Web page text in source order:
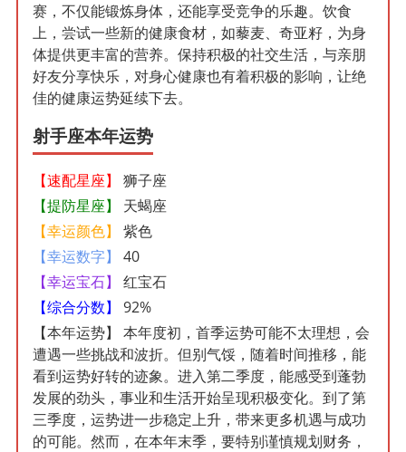
赛，不仅能锻炼身体，还能享受竞争的乐趣。饮食
上，尝试一些新的健康食材，如藜麦、奇亚籽，为身
体提供更丰富的营养。保持积极的社交生活，与亲朋
好友分享快乐，对身心健康也有着积极的影响，让绝
佳的健康运势延续下去。
射手座本年运势
【速配星座】
狮子座
【提防星座】
天蝎座
【幸运颜色】
紫色
【幸运数字】
40
【幸运宝石】
红宝石
【综合分数】
92%
【本年运势】
本年度初，首季运势可能不太理想，会
遭遇一些挑战和波折。但别气馁，随着时间推移，能
看到运势好转的迹象。进入第二季度，能感受到蓬勃
发展的劲头，事业和生活开始呈现积极变化。到了第
三季度，运势进一步稳定上升，带来更多机遇与成功
的可能。然而，在本年末季，要特别谨慎规划财务，